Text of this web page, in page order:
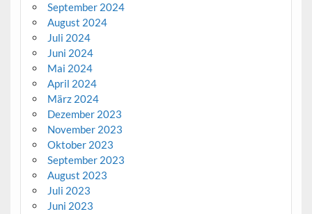
September 2024
August 2024
Juli 2024
Juni 2024
Mai 2024
April 2024
März 2024
Dezember 2023
November 2023
Oktober 2023
September 2023
August 2023
Juli 2023
Juni 2023